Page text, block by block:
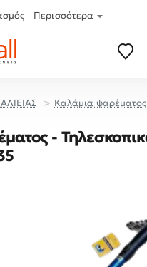
Περισσότερα
Καλάμια ψαρέματος
-